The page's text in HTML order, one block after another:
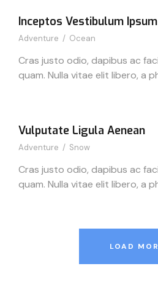
Inceptos Vestibulum
Adventure / Ocean
Cras justo odio, dapibus ac
quam. Nulla vitae elit libero, a
Vulputate Ligula Aenean
Adventure / Snow
Cras justo odio, dapibus ac
quam. Nulla vitae elit libero, a
LOAD